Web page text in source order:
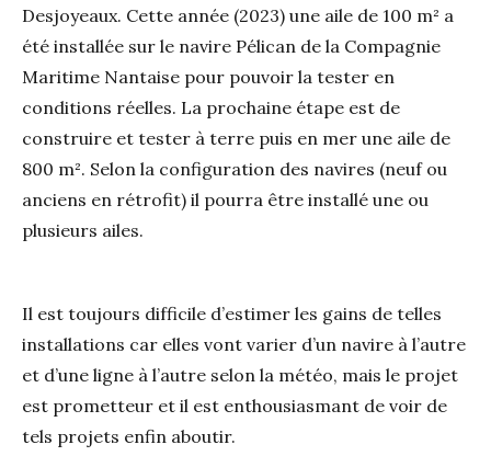
Desjoyeaux. Cette année (2023) une aile de 100 m² a
été installée sur le navire Pélican de la Compagnie
Maritime Nantaise pour pouvoir la tester en
conditions réelles. La prochaine étape est de
construire et tester à terre puis en mer une aile de
800 m². Selon la configuration des navires (neuf ou
anciens en rétrofit) il pourra être installé une ou
plusieurs ailes.
Il est toujours difficile d’estimer les gains de telles
installations car elles vont varier d’un navire à l’autre
et d’une ligne à l’autre selon la météo, mais le projet
est prometteur et il est enthousiasmant de voir de
tels projets enfin aboutir.